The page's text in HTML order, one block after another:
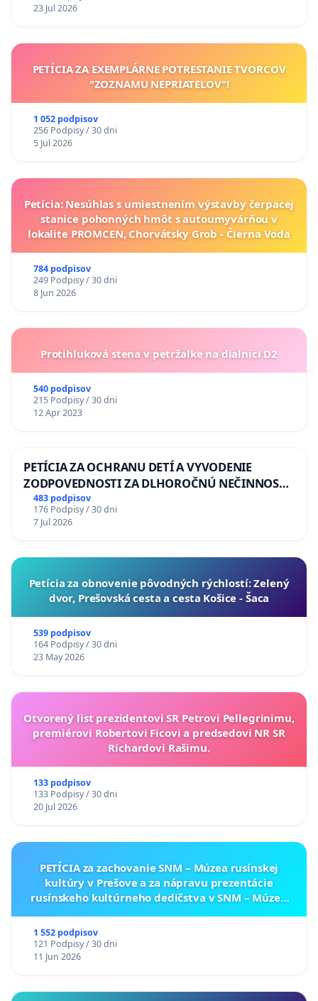
23 Jul 2026
PETÍCIA ZA EXEMPLÁRNE POTRESTANIE TVORCOV
"ZOZNAMU NEPRIATEĽOV"!
1 052 podpisov
256 Podpisy / 30 dni
5 Jul 2026
Petícia: Nesúhlas s umiestnením výstavby čerpacej
stanice pohonných hmôt s autoumyvárňou v
lokalite PROMCEN, Chorvátsky Grob - Čierna Voda
784 podpisov
249 Podpisy / 30 dni
8 Jun 2026
Protihluková stena v petržalke na dialnici D2
540 podpisov
215 Podpisy / 30 dni
12 Apr 2023
PETÍCIA ZA OCHRANU DETÍ A VYVODENIE
ZODPOVEDNOSTI ZA DLHOROČNÚ NEČINNOSŤ
A ZLYHANIE ŠTÁTU
483 podpisov
176 Podpisy / 30 dni
7 Jul 2026
​Petícia za obnovenie pôvodných rýchlostí: Zelený
dvor, Prešovská cesta a cesta Košice - Šaca
539 podpisov
164 Podpisy / 30 dni
23 May 2026
Otvorený list prezidentovi SR Petrovi Pellegrinimu,
premiérovi Robertovi Ficovi a predsedovi NR SR
Richardovi Rašimu.
133 podpisov
133 Podpisy / 30 dni
20 Jul 2026
PETÍCIA za zachovanie SNM – Múzea rusínskej
kultúry v Prešove a za nápravu prezentácie
rusínskeho kultúrneho dedičstva v SNM – Múzeu
1 552 podpisov
121 Podpisy / 30 dni
11 Jun 2026